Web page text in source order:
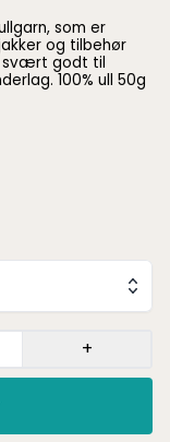
som er
og tilbehør
ull 50g
+